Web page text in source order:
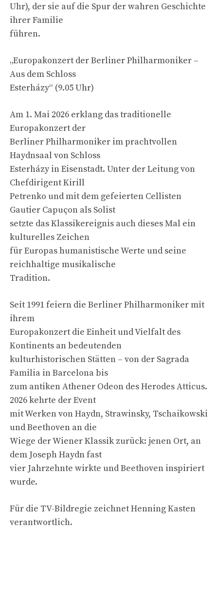
Uhr), der sie auf die Spur der wahren Geschichte
ihrer Familie
führen.
„Europakonzert der Berliner Philharmoniker –
Aus dem Schloss
Esterházy“ (9.05 Uhr)
Am 1. Mai 2026 erklang das traditionelle
Europakonzert der
Berliner Philharmoniker im prachtvollen
Haydnsaal von Schloss
Esterházy in Eisenstadt. Unter der Leitung von
Chefdirigent Kirill
Petrenko und mit dem gefeierten Cellisten
Gautier Capuçon als Solist
setzte das Klassikereignis auch dieses Mal ein
kulturelles Zeichen
für Europas humanistische Werte und seine
reichhaltige musikalische
Tradition.
Seit 1991 feiern die Berliner Philharmoniker mit
ihrem
Europakonzert die Einheit und Vielfalt des
Kontinents an bedeutenden
kulturhistorischen Stätten – von der Sagrada
Familia in Barcelona bis
zum antiken Athener Odeon des Herodes Atticus.
2026 kehrte der Event
mit Werken von Haydn, Strawinsky, Tschaikowski
und Beethoven an die
Wiege der Wiener Klassik zurück: jenen Ort, an
dem Joseph Haydn fast
vier Jahrzehnte wirkte und Beethoven inspiriert
wurde.
Für die TV-Bildregie zeichnet Henning Kasten
verantwortlich.